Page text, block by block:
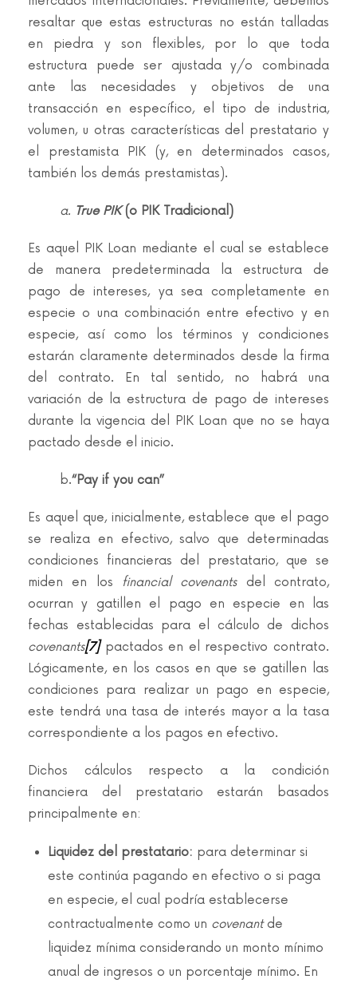
resaltar que estas estructuras no están talladas
en piedra y son flexibles, por lo que toda
estructura puede ser ajustada y/o combinada
ante las necesidades y objetivos de una
transacción en específico, el tipo de industria,
volumen, u otras características del prestatario y
el prestamista PIK (y, en determinados casos,
también los demás prestamistas).
a. True PIK(o PIK Tradicional)
Es aquel PIK Loan mediante el cual se establece
de manera predeterminada la estructura de
pago de intereses, ya sea completamente en
especie o una combinación entre efectivo y en
especie, así como los términos y condiciones
estarán claramente determinados desde la firma
del contrato. En tal sentido, no habrá una
variación de la estructura de pago de intereses
durante la vigencia del PIK Loan que no se haya
pactado desde el inicio.
b.“Pay if you can”
Es aquel que, inicialmente, establece que el pago
se realiza en efectivo, salvo que determinadas
condiciones financieras del prestatario, que se
miden en los
financial covenantsdel contrato,
ocurran y gatillen el pago en especie en las
fechas establecidas para el cálculo de dichos
covenants[7]pactados en el respectivo contrato.
Lógicamente, en los casos en que se gatillen las
condiciones para realizar un pago en especie,
este tendrá una tasa de interés mayor a la tasa
correspondiente a los pagos en efectivo.
Dichos cálculos respecto a la condición
financiera del prestatario estarán basados
principalmente en:
Liquidez del prestatario: para determinar si
este continúa pagando en efectivo o si paga
en especie, el cual podría establecerse
contractualmente como un covenantde
liquidez mínima considerando un monto mínimo
anual de ingresos o un porcentaje mínimo. En